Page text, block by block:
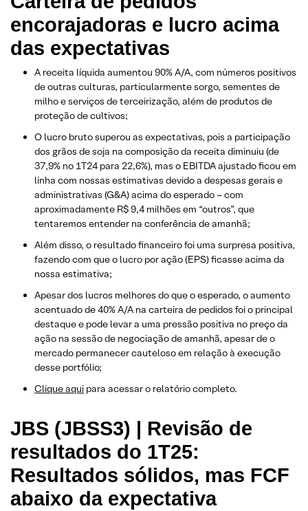
encorajadoras e lucro acima
das expectativas
A receita líquida aumentou 90% A/A, com números positivos
de outras culturas, particularmente sorgo, sementes de
milho e serviços de terceirização, além de produtos de
proteção de cultivos;
O lucro bruto superou as expectativas, pois a participação
dos grãos de soja na composição da receita diminuiu (de
37,9% no 1T24 para 22,6%), mas o EBITDA ajustado ficou em
linha com nossas estimativas devido a despesas gerais e
administrativas (G&A) acima do esperado – com
aproximadamente R$ 9,4 milhões em “outros”, que
tentaremos entender na conferência de amanhã;
Além disso, o resultado financeiro foi uma surpresa positiva,
fazendo com que o lucro por ação (EPS) ficasse acima da
nossa estimativa;
Apesar dos lucros melhores do que o esperado, o aumento
acentuado de 40% A/A na carteira de pedidos foi o principal
destaque e pode levar a uma pressão positiva no preço da
ação na sessão de negociação de amanhã, apesar de o
mercado permanecer cauteloso em relação à execução
desse portfólio;
​Clique aqui para acessar o relatório completo.
JBS (JBSS3) | Revisão de
resultados do 1T25:
Resultados sólidos, mas FCF
abaixo da expectativa